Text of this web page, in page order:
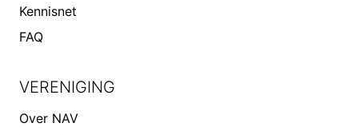
Kennisnet
FAQ
VERENIGING
Over NAV